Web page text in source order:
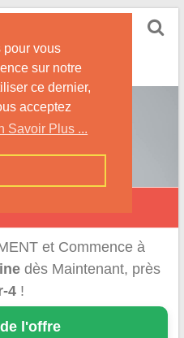
pour vous
sur notre
ce dernier,
acceptez
Savoir Plus ...
d'une Belle
et Commence à
dès Maintenant, près
4!
l'offre